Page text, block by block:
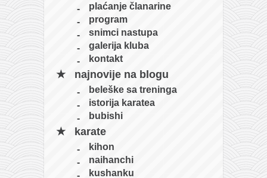
zabranjena istorija
porodične priče
umesto tvitera
azbuki i knjige
Okinava karate
najnovije na blogu
plaćanje članarine
program
snimci nastupa
galerija kluba
kontakt
najnovije na blogu
beleške sa treninga
istorija karatea
bubishi
karate
kihon
naihanchi
kushanku